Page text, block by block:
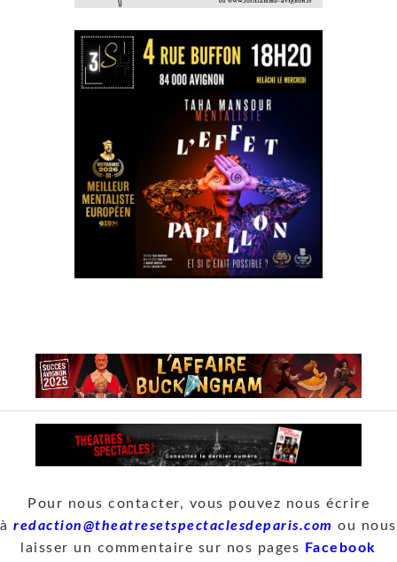
Pour nous contacter, vous pouvez nous écrire
àredaction@theatresetspectaclesdeparis.com ou nous
laisser un commentaire sur nos pages
Facebook